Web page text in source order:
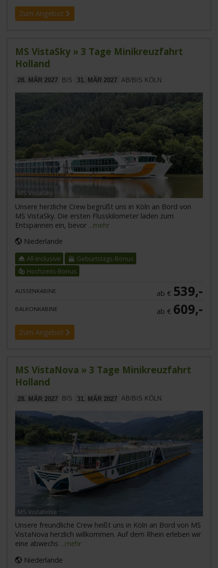
Zum Angebot
MS VistaSky » 3 Tage Minikreuzfahrt
Holland
28. MÄR 2027 BIS 31. MÄR 2027 AB/BIS KÖLN
MS VistaSky
Unsere herzliche Crew begrüßt uns in Köln an Bord von
MS VistaSky. Die ersten Flusskilometer laden zum
Entspannen ein, bevor ...mehr
Niederlande
All-Inclusive
Geburtstags-Bonus
Hochzeits-Bonus
AUSSENKABINE ab € 539,-
BALKONKABINE ab € 609,-
Zum Angebot
MS VistaNova » 3 Tage Minikreuzfahrt
Holland
28. MÄR 2027 BIS 31. MÄR 2027 AB/BIS KÖLN
MS VistaNova
Unsere freundliche Crew heißt uns in Köln an Bord von MS
VistaNova herzlich willkommen. Auf dem Rhein erleben wir
eine abwechs ...mehr
Niederlande